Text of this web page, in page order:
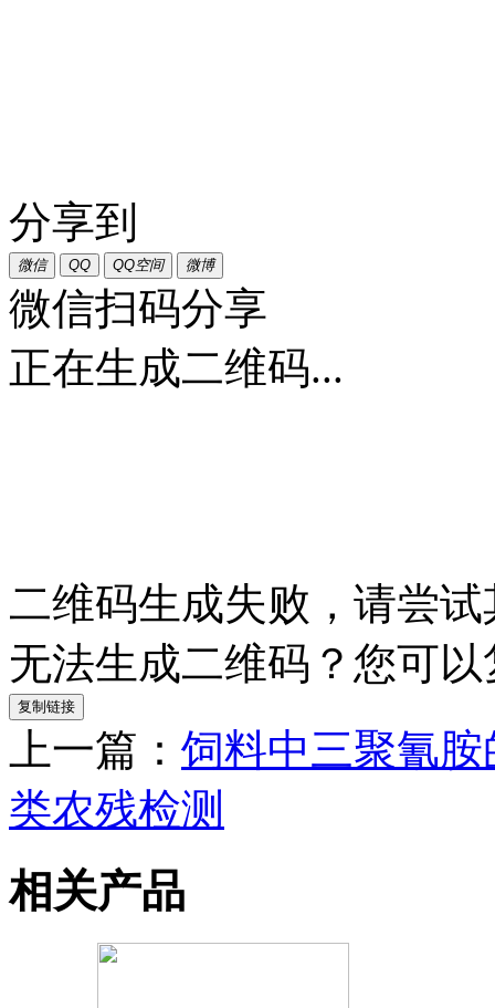
分享到
微信 QQ QQ空间 微博
微信扫码分享
正在生成二维码...
二维码生成失败，请尝
无法生成二维码？您可
复制链接
上一篇： 饲料中三聚氰胺
类农残检测
相关产品